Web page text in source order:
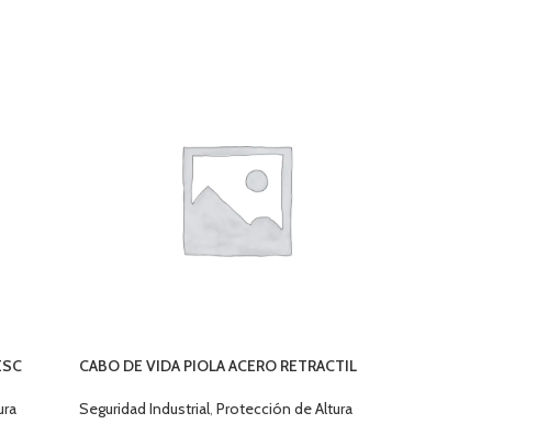
CABO DE VIDA PIOLA ACERO RETRACTIL
Seguridad Industrial, Protección de Altura